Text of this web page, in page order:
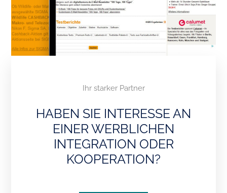
Ihr starker Partner
HABEN SIE INTERESSE AN
EINER WERBLICHEN
INTEGRATION ODER
KOOPERATION?